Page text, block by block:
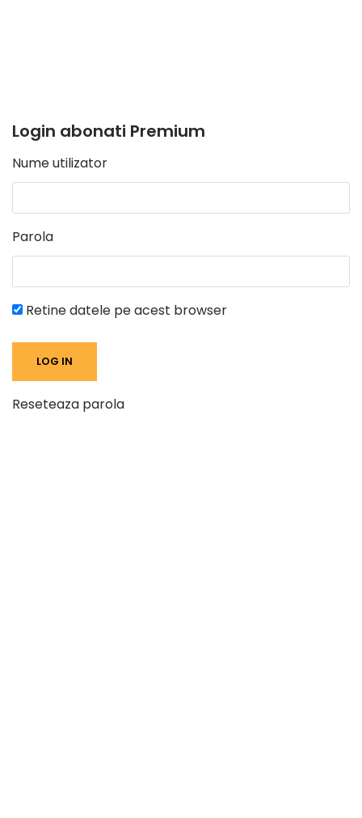
Login abonati Premium
Nume utilizator
Parola
Retine datele pe acest browser
Reseteaza parola